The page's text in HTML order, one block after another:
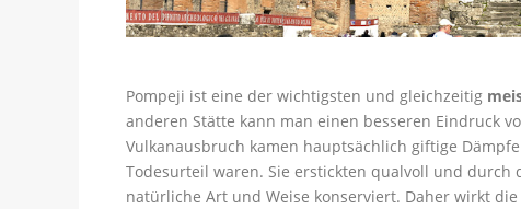
Pompeji ist eine der wichtigsten und gleichzeitig
anderen Stätte kann man einen besseren Eindruck
Vulkanausbruch kamen hauptsächlich giftige
Todesurteil waren. Sie erstickten qualvoll und durch
natürliche Art und Weise konserviert. Daher wirkt